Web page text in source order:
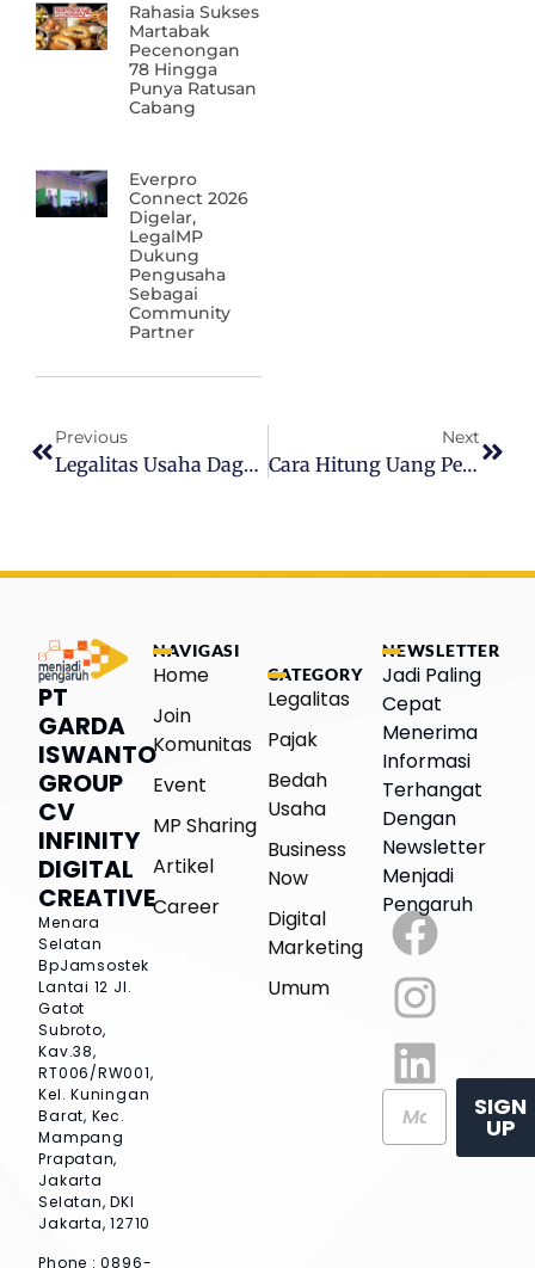
Rahasia Sukses
Martabak
Pecenongan
78 Hingga
Punya Ratusan
Cabang
Everpro
Connect 2026
Digelar,
LegalMP
Dukung
Pengusaha
Sebagai
Community
Partner
Previous
Legalitas Usaha Dagang Ekspor Impor
Next
Cara Hitung Uang Pesangon PHK Efisiensi
PT
GARDA
ISWANTO
GROUP
CV
INFINITY
DIGITAL
CREATIVE
Menara
Selatan
BpJamsostek
Lantai 12 Jl.
Gatot
Subroto,
Kav.38,
RT006/RW001,
Kel. Kuningan
Barat, Kec.
Mampang
Prapatan,
Jakarta
Selatan, DKI
Jakarta, 12710
Phone : 0896-
NAVIGASI
Home
Join
Komunitas
Event
MP Sharing
Artikel
Career
CATEGORY
Legalitas
Pajak
Bedah
Usaha
Business
Now
Digital
Marketing
Umum
NEWSLETTER
Jadi Paling
Cepat
Menerima
Informasi
Terhangat
Dengan
Newsletter
Menjadi
Pengaruh
SIGN
UP